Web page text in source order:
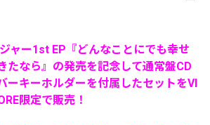
ャー1st EP 『どんなことにでも幸せ
たなら』 の発売を記念して通常盤CD
ーキーホルダーを付属したセットをVI
限定で販売！